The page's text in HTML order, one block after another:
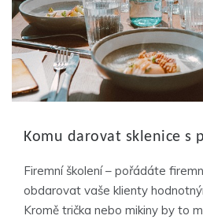
Komu darovat sklenice s
Firemní školení – pořádáte
obdarovat vaše klienty
Kromě trička nebo mikiny by to